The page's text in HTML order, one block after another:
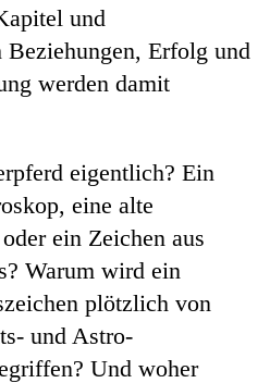
und
Beziehungen, Erfolg und
werden damit
eigentlich? Ein
eine alte
ein Zeichen aus
Warum wird ein
plötzlich von
und Astro-
Und woher